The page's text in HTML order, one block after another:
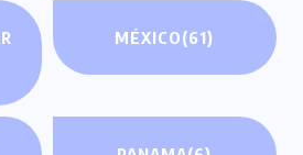
MÉXICO(61)